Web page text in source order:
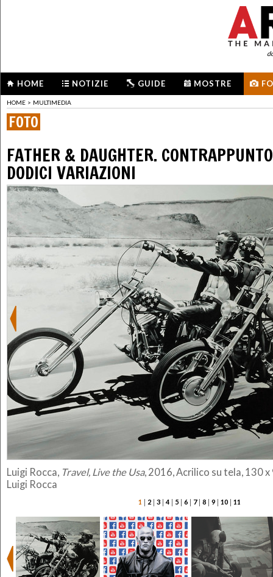
HOME NOTIZIE GUIDE MOSTRE
HOME > MULTIMEDIA
FOTO
FATHER & DAUGHTER.
DODICI VARIAZIONI
Luigi Rocca, Travel, Live the Usa, 2016, Acrilico su tela, 130
Luigi Rocca
1 | 2 | 3 | 4 | 5 | 6 | 7| 8 | 9 | 10 | 11